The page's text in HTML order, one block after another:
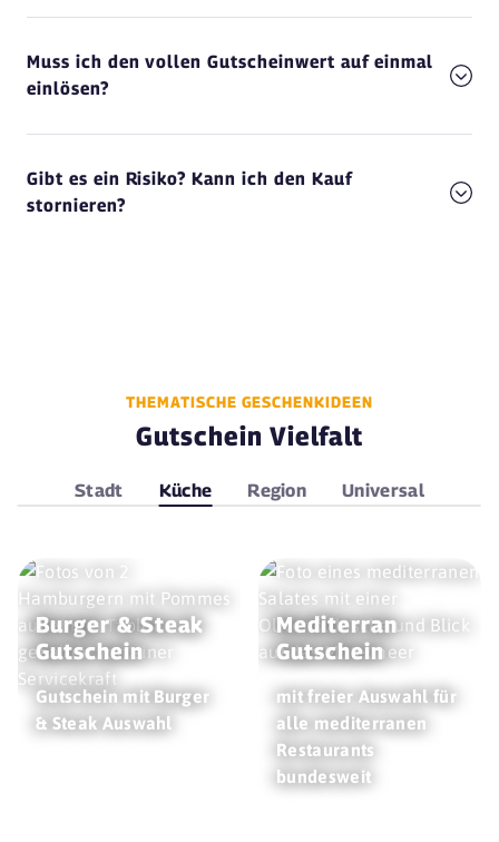
Muss ich den vollen Gutscheinwert auf einmal
einlösen?
Gibt es ein Risiko? Kann ich den Kauf
stornieren?
THEMATISCHE GESCHENKIDEEN
Gutschein Vielfalt
Stadt Küche Region Universal
Burger & Steak
Gutschein
Gutschein mit Burger
& Steak Auswahl
Mediterran
Gutschein
mit freier Auswahl für
alle mediterranen
Restaurants
bundesweit